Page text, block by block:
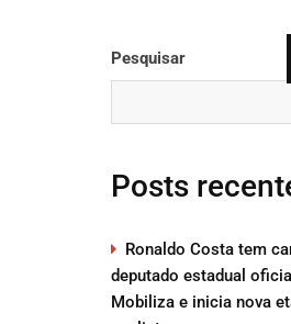
Pesquisar
Posts
Ronaldo Costa tem
deputado estadual
Mobiliza e inicia nova